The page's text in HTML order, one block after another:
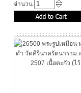
จำนวน